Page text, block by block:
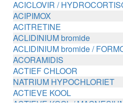
ACICLOVIR /
ACIPIMOX
ACITRETINE
ACLIDINIUM bromide
ACLIDINIUM bromide /
ACORAMIDIS
ACTIEF CHLOOR
NATRIUM HYPOCHLORIET
ACTIEVE KOOL